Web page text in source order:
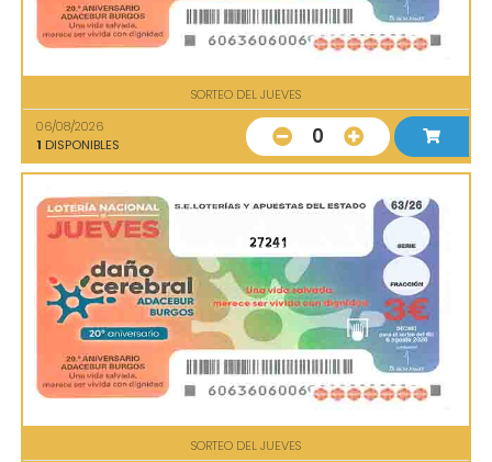
SORTEO DEL JUEVES
06/08/2026
1 DISPONIBLES 0
27241
SORTEO DEL JUEVES